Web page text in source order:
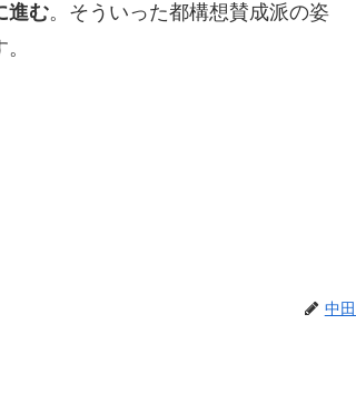
進む。そういった都構想賛成派の姿
中